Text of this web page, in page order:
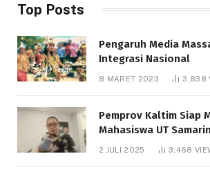
Top Posts
Pengaruh Media
Integrasi Nasional
8 MARET 2023 3,838
Pemprov Kaltim Siap
Mahasiswa UT
Bantuan Pendidikan
2 JULI 2025 3,468